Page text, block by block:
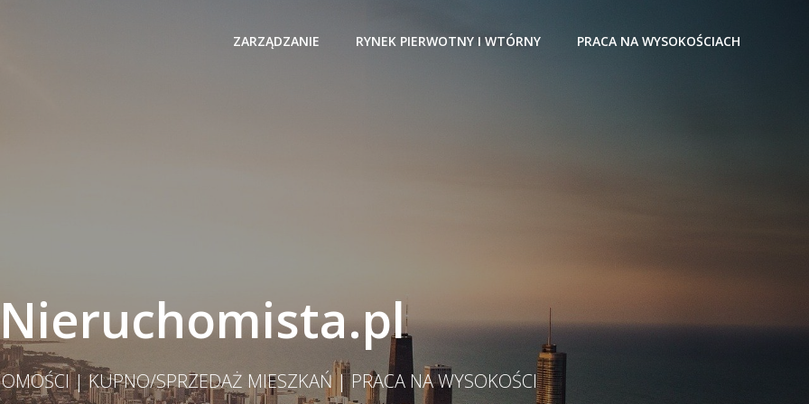
ZARZĄDZANIE RYNEK PIERWOTNY I WTÓRNY PRACA NA WYSOKOŚCIACH
Nieruchomista.pl
| KUPNO/SPRZEDAŻ MIESZKAŃ | PRACA NA WYSOKOŚCI